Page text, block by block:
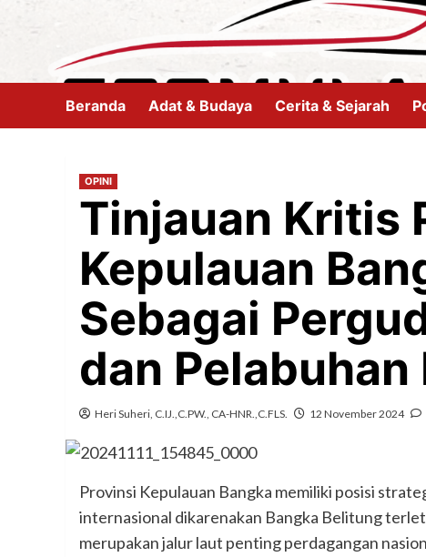
Beranda Adat & Budaya Cerita & Sejarah
OPINI
Tinjauan Kritis
Kepulauan
Sebagai
dan
Heri Suheri, C.IJ.,C.PW., CA-HNR.,C.FLS. 12 November 2024
Provinsi Kepulauan Bangka memiliki posisi
internasional dikarenakan Bangka Belitung
merupakan jalur laut penting perdagangan